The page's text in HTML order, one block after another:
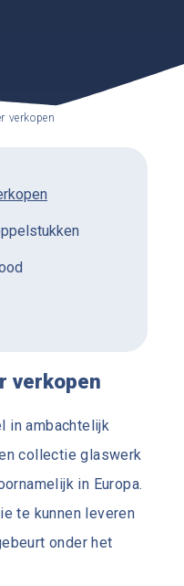
verkopen
verkopen
in ambachtelijk
collectie glaswerk
in Europa.
te kunnen leveren
onder het